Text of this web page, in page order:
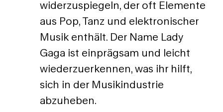
widerzuspiegeln, der oft Elemente
aus Pop, Tanz und elektronischer
Musik enthält. Der Name Lady
Gaga ist einprägsam und leicht
wiederzuerkennen, was ihr hilft,
sich in der Musikindustrie
abzuheben.